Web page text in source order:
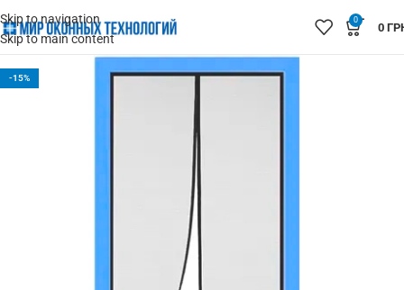
Skip to navigation
Skip to main content
0
0
-15%